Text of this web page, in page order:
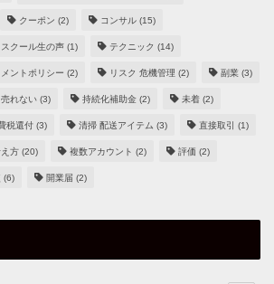
クーポン (2) コンサル (15)
スクール生の声 (1) テクニック (14)
ントポリシー (2) リスク 危機管理 (2) 副業 (3)
売れない (3) 持続化補助金 (2) 未着 (2)
税還付 (3) 清掃 配送アイテム (3) 直接取引 (1)
方 (20) 複数アカウント (2) 評価 (2)
(6) 開業届 (2)